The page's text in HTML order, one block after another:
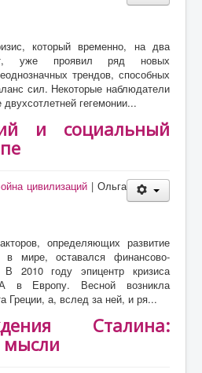
который временно, на два
уже проявил ряд новых
трендов, способных
сил. Некоторые наблюдатели
гегемонии...
и социальный
цивилизаций | Ольга
определяющих развитие
в мире, оставался финансово-
В 2010 году эпицентр кризиса
в Европу. Весной возникла
Греции, а, вслед за ней, и ря...
Сталина:
мысли